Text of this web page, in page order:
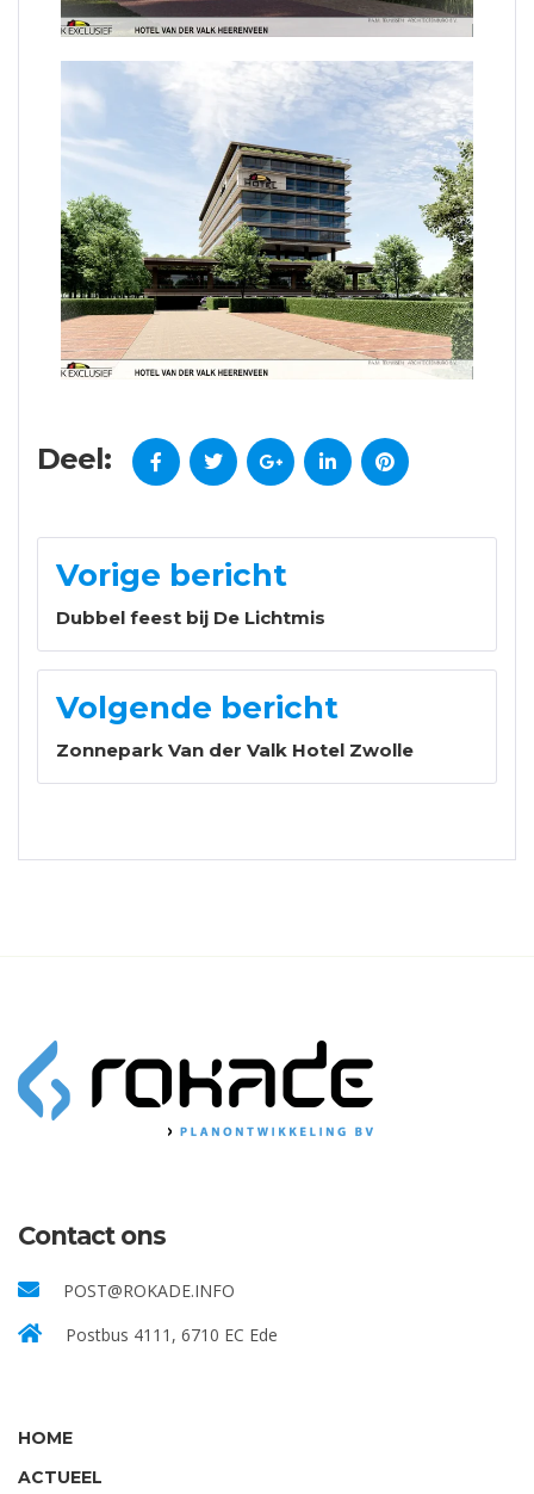
Deel:
Vorige bericht
Dubbel feest bij De Lichtmis
Volgende bericht
Zonnepark Van der Valk Hotel Zwolle
Contact ons
POST@ROKADE.INFO
Postbus 4111, 6710 EC Ede
HOME
ACTUEEL